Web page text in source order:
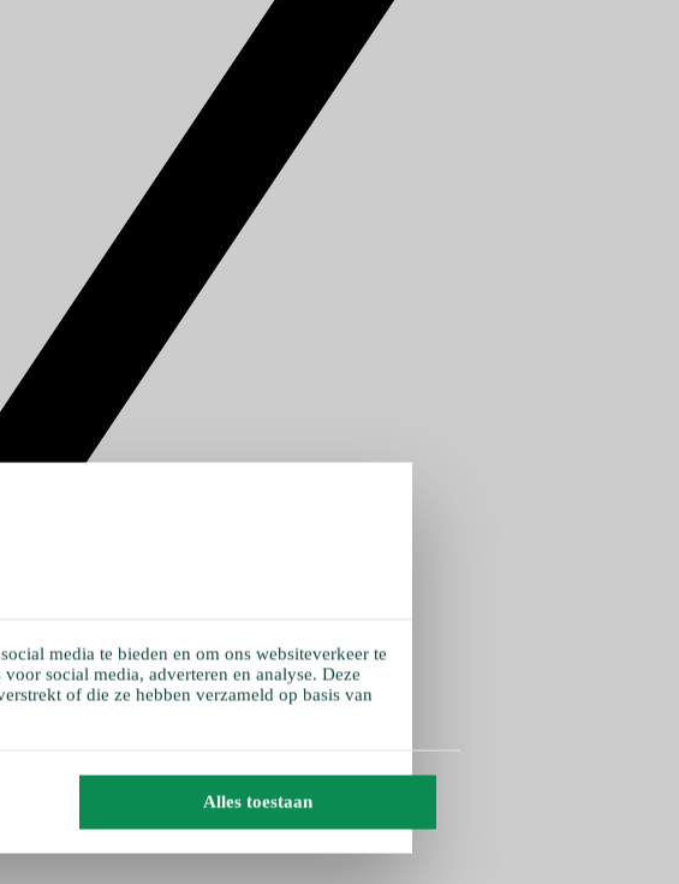
media te bieden en om ons websiteverkeer te
social media, adverteren en analyse. Deze
of die ze hebben verzameld op basis van
Alles toestaan